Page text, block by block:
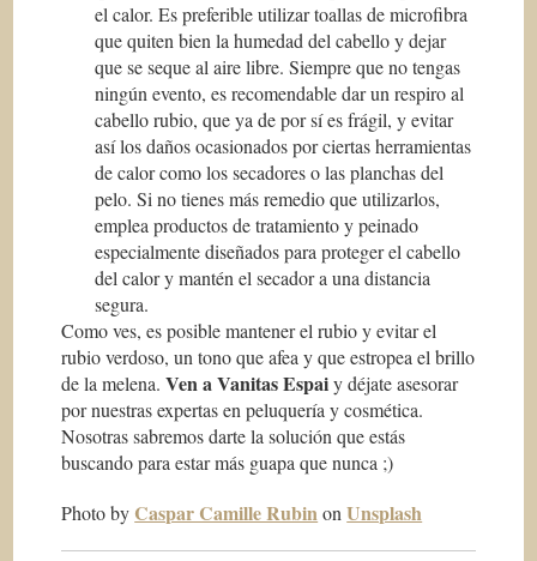
el calor. Es preferible utilizar toallas de microfibra
que quiten bien la humedad del cabello y dejar
que se seque al aire libre. Siempre que no tengas
ningún evento, es recomendable dar un respiro al
cabello rubio, que ya de por sí es frágil, y evitar
así los daños ocasionados por ciertas herramientas
de calor como los secadores o las planchas del
pelo. Si no tienes más remedio que utilizarlos,
emplea productos de tratamiento y peinado
especialmente diseñados para proteger el cabello
del calor y mantén el secador a una distancia
segura.
Como ves, es posible mantener el rubio y evitar el
rubio verdoso, un tono que afea y que estropea el brillo
de la melena.Ven a Vanitas Espaiy déjate asesorar
por nuestras expertas en peluquería y cosmética.
Nosotras sabremos darte la solución que estás
buscando para estar más guapa que nunca ;)
Photo by Caspar Camille Rubin onUnsplash